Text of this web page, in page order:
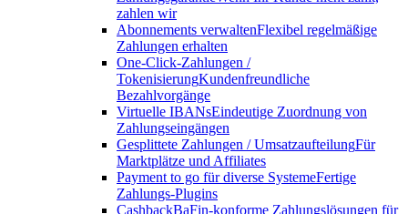
zahlen wir
Abonnements verwaltenFlexibel regelmäßige
Zahlungen erhalten
One-Click-Zahlungen /
TokenisierungKundenfreundliche
Bezahlvorgänge
Virtuelle IBANsEindeutige Zuordnung von
Zahlungseingängen
Gesplittete Zahlungen / UmsatzaufteilungFür
Marktplätze und Affiliates
Payment to go für diverse SystemeFertige
Zahlungs-Plugins
CashbackBaFin-konforme Zahlungslösungen für